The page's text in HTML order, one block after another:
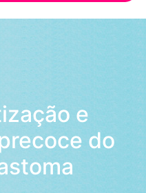
e
do